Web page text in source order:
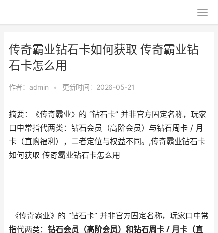
传奇霸业钻石卡如何获取 传奇霸业钻
石卡怎么用
作者： admin • 更新时间：2026-05-21
摘要：《传奇霸业》的 “钻石卡” 并非官方固定名称，玩家
口中常指代两类：钻石会员（高阶会员）与钻石周卡 / 月
卡（直购福利），二者定位与权益不同。,传奇霸业钻石卡
如何获取 传奇霸业钻石卡怎么用
《传奇霸业》的 “钻石卡” 并非官方固定名称，玩家口中常
指代两类： 钻石会员（高阶会员） 和钻石周卡 / 月卡（直